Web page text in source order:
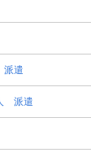
遣
派遣